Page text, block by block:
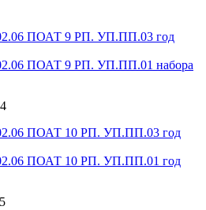
ПОАТ 9 РП. УП.ПП.03 год
ПОАТ 9 РП. УП.ПП.01 набора
ПОАТ 10 РП. УП.ПП.03 год
ПОАТ 10 РП. УП.ПП.01 год